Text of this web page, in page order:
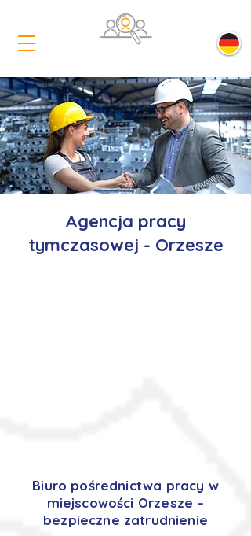
Agencja pracy
tymczasowej - Orzesze
Biuro pośrednictwa pracy w
miejscowości Orzesze –
bezpieczne zatrudnienie